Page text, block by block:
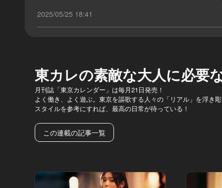
2025/05/25 18:41
東カレの素敵な大人に必要
月刊誌「東京カレンダー」は毎月21日発売！
よく働き、よく遊ぶ。東京を謳歌する人々の「リアル」を浮き
スタイルを参考にすれば、最高の日常が待っている！
この連載の記事一覧